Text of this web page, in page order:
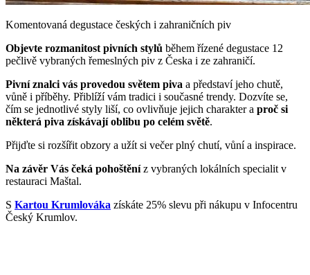
Komentovaná degustace českých i zahraničních piv
Objevte rozmanitost pivních stylů během řízené degustace 12
pečlivě vybraných řemeslných piv z Česka i ze zahraničí.
Pivní znalci vás provedou světem piva a představí jeho chutě,
vůně i příběhy. Přiblíží vám tradici i současné trendy. Dozvíte se,
čím se jednotlivé styly liší, co ovlivňuje jejich charakter a proč si
některá piva získávají oblibu po celém světě.
Přijďte si rozšířit obzory a užít si večer plný chutí, vůní a inspirace.
Na závěr Vás čeká pohoštěníz vybraných lokálních specialit v
restauraci Maštal.
S Kartou Krumlováka získáte 25% slevu při nákupu v Infocentru
Český Krumlov.